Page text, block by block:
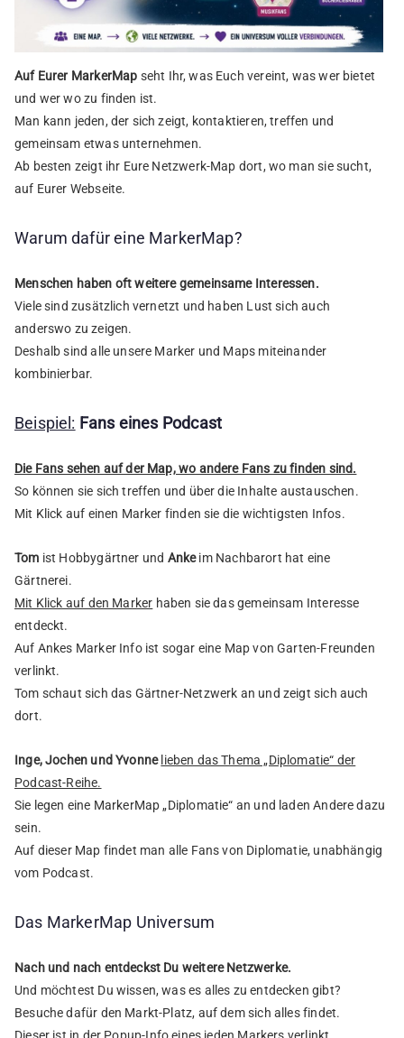
Auf Eurer MarkerMap seht Ihr, was Euch vereint, was wer bietet
und wer wo zu finden ist.
Man kann jeden, der sich zeigt, kontaktieren, treffen und
gemeinsam etwas unternehmen.
Ab besten zeigt ihr Eure Netzwerk-Map dort, wo man sie sucht,
auf Eurer Webseite.
Warum dafür eine MarkerMap?
Menschen haben oft weitere gemeinsame Interessen.
Viele sind zusätzlich vernetzt und haben Lust sich auch
anderswo zu zeigen.
Deshalb sind alle unsere Marker und Maps miteinander
kombinierbar.
Beispiel: Fans eines Podcast
Die Fans sehen auf der Map, wo andere Fans zu finden sind.
So können sie sich treffen und über die Inhalte austauschen.
Mit Klick auf einen Marker finden sie die wichtigsten Infos.
Tom ist Hobbygärtner und Ankeim Nachbarort hat eine
Gärtnerei.
Mit Klick auf den Marker haben sie das gemeinsam Interesse
entdeckt.
Auf Ankes Marker Info ist sogar eine Map von Garten-Freunden
verlinkt.
Tom schaut sich das Gärtner-Netzwerk an und zeigt sich auch
dort.
Inge, Jochen und Yvonne lieben das Thema „Diplomatie“ der
Podcast-Reihe.
Sie legen eine MarkerMap „Diplomatie“ an und laden Andere dazu
sein.
Auf dieser Map findet man alle Fans von Diplomatie, unabhängig
vom Podcast.
Das MarkerMap Universum
Nach und nach entdeckst Du weitere Netzwerke.
Und möchtest Du wissen, was es alles zu entdecken gibt?
Besuche dafür den Markt-Platz, auf dem sich alles findet.